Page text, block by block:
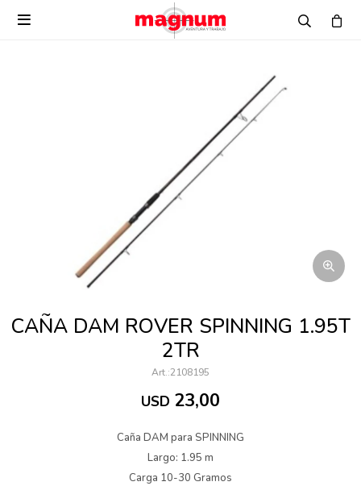

CAÑA DAM ROVER SPINNING 1.95T
2TR
2108195
USD 23,00
Caña DAM para SPINNING
Largo: 1.95 m
Carga 10-30 Gramos